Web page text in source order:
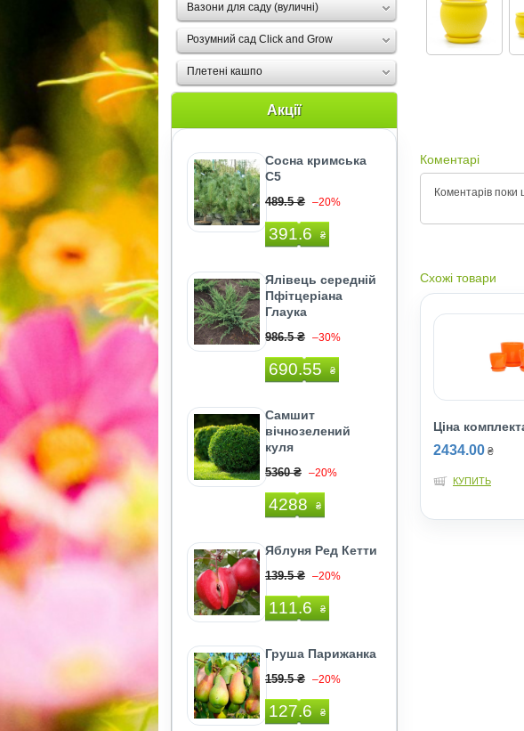
Вазони для саду (вуличні)
Розумний сад Click and Grow
Плетені кашпо
Акції
Сосна кримська
С5
489.5 ₴ –20%
391.6 ₴
Ялівець середній
Пфітцеріана
Глаука
986.5 ₴ –30%
690.55 ₴
Самшит
вічнозелений
куля
5360 ₴ –20%
4288 ₴
Яблуня Ред Кетти
139.5 ₴ –20%
111.6 ₴
Груша Парижанка
159.5 ₴ –20%
127.6 ₴
Коментарі
Коментарів
Схожі товари
Ціна
2434.00 ₴
КУПИТЬ